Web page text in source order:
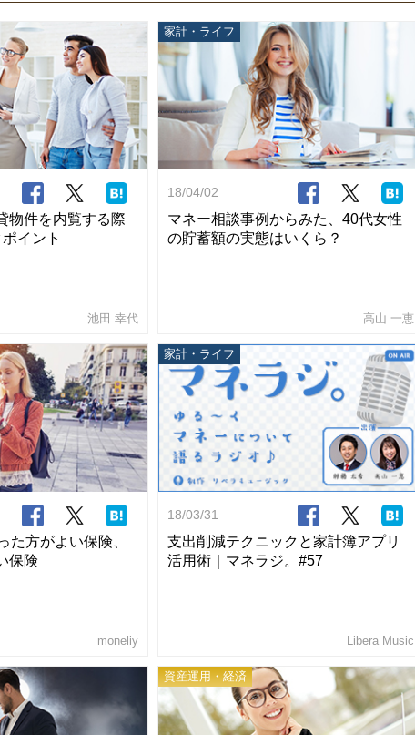
物件を内覧する際
イント
池田 幸代
家計・ライフ
18/04/02
マネー相談事例からみた、40代女性
の貯蓄額の実態はいくら？
高山 一恵
た方がよい保険、
保険
moneliy
家計・ライフ
18/03/31
支出削減テクニックと家計簿アプリ
活用術｜マネラジ。#57
Libera Music
資産運用・経済